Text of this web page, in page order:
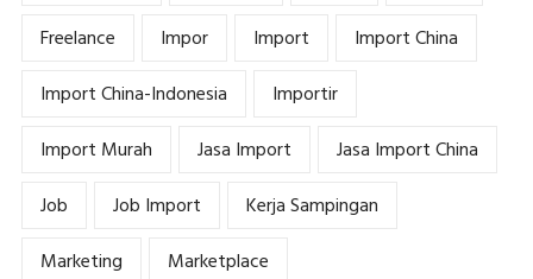
Freelance
Impor Import
Import China
Import China-Indonesia
Importir
Import Murah
Jasa Import
Jasa Import China
Job
Job Import
Kerja Sampingan
Marketing
Marketplace